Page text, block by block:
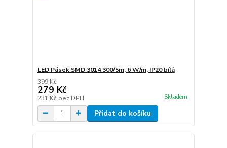
LED Pásek SMD 3014 300/5m, 6 W/m, IP20 bílá
399 Kč
279 Kč
231 Kč bez DPH Skladem
Přidat do košíku